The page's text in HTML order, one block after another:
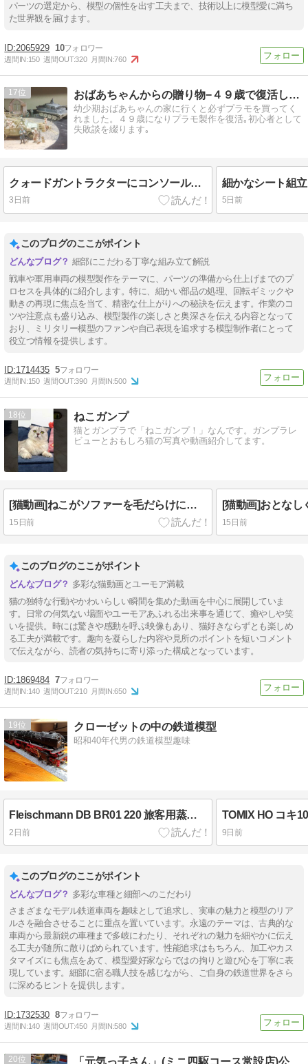
パーツの選定から、模型の個性を出す工夫まで、技術以上に模型愛に満ち
た世界観を届けます。
2065929 10
週間IN:150 週間OUT:320 月間IN:760
17 おばあちゃんからの贈り物−４９歳で復活したプラモ魂
幼少期おばあちゃんの家に行くと必ずプラモを買ってく
れました。４９歳になりプラモ製作を復活｡初心者として
失敗談を綴ります｡
クォードガントラクターにコンソールとライトを取り付ける！
3日前 5日前
このブログのここがポイント
細部にこだわる丁寧な組み立て解説
戦車や軍用車両の模型製作をテーマに、パーツの準備から仕上げまでのプ
ロセスを具体的に紹介します。特に、細かい部品の処理、回転ギミックや
動きの再現に焦点を当て、精密な仕上がりへの秘訣を伝えます。作業のコ
ツや注意点も盛り込み、模型製作の楽しさと奥深さを伝える内容となって
おり、ミリタリー模型のファンや自己表現を追求する模型制作者にとって
役立つ情報を提供します。
1714435 5
週間IN:150 週間OUT:390 月間IN:500
18 ねこガンプ
猫とガンプラで「ねこガンプ！」なんです。ガンプラレ
ビューとおもしろ猫の写真や動画紹介してます。
[猫動画]ねこがソファーを毛だらけにした結果ｗｗｗｗｗｗｗｗｗ
15日前 15日前
このブログのここがポイント
多彩な猫動画とユーモア満載
猫の独特な行動やかわいらしい瞬間を集めた動画を中心に展開していま
す。日常の何気ない場面やユーモアあふれる出来事を通じて、癒やしや笑
いを提供。時には驚きや感動を呼ぶ映像もあり、猫好きならずとも楽しめ
る工夫が満載です。趣向を凝らした内容や見所のポイントを短いコメント
で伝えながら、読者の気持ちに寄り添った構成となっています。
1869484 7
週間IN:140 週間OUT:210 月間IN:650
19 クローゼットの中の鉄道模型
昭和40年代男の鉄道模型趣味
Fleischmann DB BR01 220 旅客用蒸気機関車
2日前 9日前
このブログのここがポイント
多彩な車種と細部へのこだわり
さまざまなモデル鉄道車両を趣味として追求し、実車の魅力と模型のリア
ルさを融合させることに重点を置いています。永遠のテーマは、古典的な
車両から最新鋭の車種まで多岐にわたり、それぞれの魅力を細やかに伝え
る工夫が随所に散りばめられています。性能追求はもちろん、加工やカス
タマイズにも焦点をあて、模型愛好家ならではの拘りと遊び心を丁寧に表
現しています。細部に宿る職人技を感じながら、ご自身の鉄道世界をさら
に深めるヒントを提供します。
1732530 8
週間IN:140 週間OUT:450 月間IN:580
20 「元気っ子さん」(ミニ四駆コース常設店)公式ブログ